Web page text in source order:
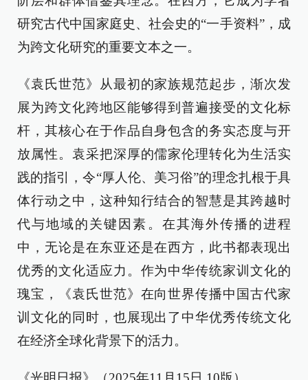
研究古代中国家庭史、社会史的“一手资料”，成
为跨文化研究的重要文本之一。
《袁氏世范》从最初的家族规范起步，渐次发
展为跨文化跨地区能够得到普遍接受的文化标
杆，其核心在于作品自身包含的务实态度与开
放属性。袁采把深厚的儒家伦理转化为生活实
践的指引，令“厚人伦、美习俗”的理念扎根于具
体行动之中，这种知行结合的智慧是其跨越时
代与地域的关键因素。在其海外传播的进程
中，无论是在东亚还是在西方，此书都表现出
优秀的文化适应力。作为中华传统家训文化的
瑰宝，《袁氏世范》在向世界传播中国古代家
训文化的同时，也展现出了中华优秀传统文化
在经济全球化背景下的活力。